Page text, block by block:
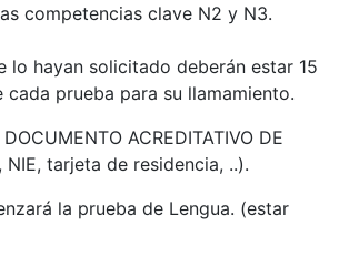
competencias clave N2 y N3.
lo hayan solicitado deberán estar 15
cada prueba para su llamamiento.
ACREDITATIVO DE
NIE, tarjeta de residencia, ..).
la prueba de Lengua. (estar